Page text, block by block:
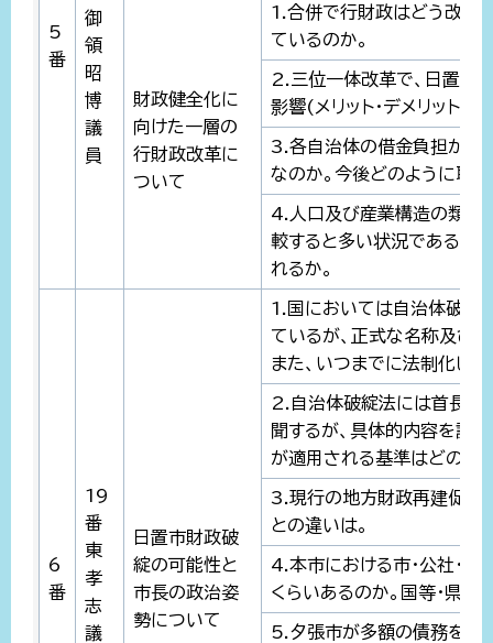
5
番
御
領
昭
博
議
員
財政健全化に
向けた一層の
行財政改革に
ついて
1.合併で行財政はどう改善
ているのか。
2.三位一体改革で、日置市
影響(メリット・デメリット)が
3.各自治体の借金負担が重
なのか。今後どのように取り
4.人口及び産業構造の類似
較すると多い状況であるが
れるか。
6
番
19
番
東
孝
志
議
日置市財政破
綻の可能性と
市長の政治姿
勢について
1.国においては自治体破綻
ているが、正式な名称及び
また、いつまでに法制化しよ
2.自治体破綻法には首長の
聞するが、具体的内容を調
が適用される基準はどのよ
3.現行の地方財政再建促進
との違いは。
4.本市における市・公社・
くらいあるのか。国等・県等
5.夕張市が多額の債務を抱